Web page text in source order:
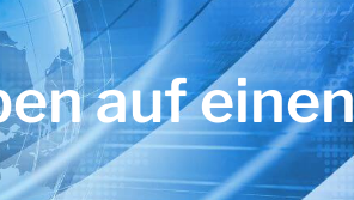
auf